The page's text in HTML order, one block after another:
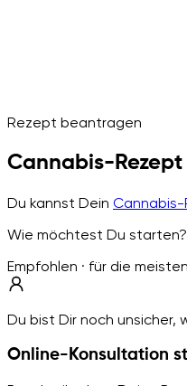
Rezept beantragen
Cannabis-
Du kannst Dein
Wie möchtest Du starten?
Empfohlen · für die meisten
Du bist Dir noch unsicher,
Online-Konsultation